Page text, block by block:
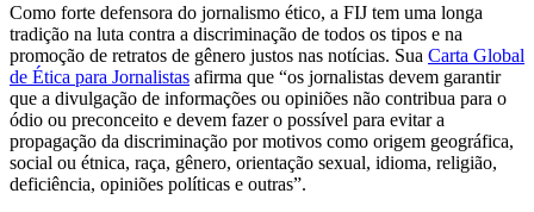
Como forte defensora do jornalismo ético, a FIJ tem uma longa
tradição na luta contra a discriminação de todos os tipos e na
promoção de retratos de gênero justos nas notícias. Sua Carta Global
de Ética para Jornalistas afirma que “os jornalistas devem garantir
que a divulgação de informações ou opiniões não contribua para o
ódio ou preconceito e devem fazer o possível para evitar a
propagação da discriminação por motivos como origem geográfica,
social ou étnica, raça, gênero, orientação sexual, idioma, religião,
deficiência, opiniões políticas e outras”.